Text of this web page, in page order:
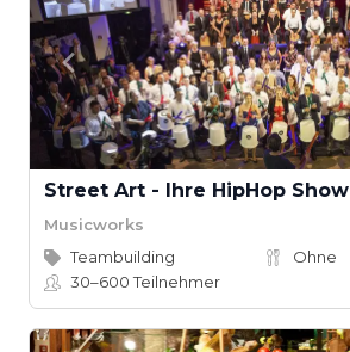
Street Art - Ihre HipHop Show
Musicworks
Teambuilding
Ohne
30–600Teilnehmer